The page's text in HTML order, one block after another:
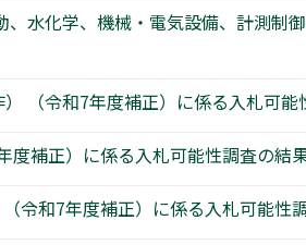
水化学、機械・電気設備、計測制
（令和7年度補正）に係る入札可
度補正）に係る入札可能性調査の結
令和7年度補正）に係る入札可能性